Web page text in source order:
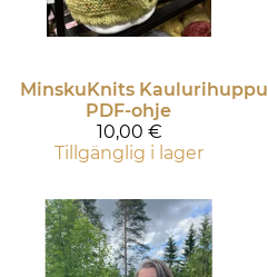
MinskuKnits Kaulurihuppu
PDF-ohje
10,00 €
Tillgänglig i lager